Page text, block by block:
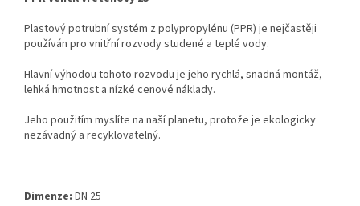
Plastový potrubní systém z polypropylénu (PPR) je nejčastěji
používán pro vnitřní rozvody studené a teplé vody.
Hlavní výhodou tohoto rozvodu je jeho rychlá, snadná montáž,
lehká hmotnost a nízké cenové náklady.
Jeho použitím myslíte na naší planetu, protože je ekologicky
nezávadný a recyklovatelný.
Dimenze: DN 25